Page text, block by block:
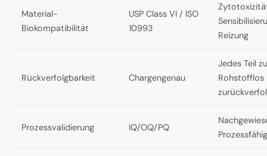
Material-
Biokompatibilität
USP Class VI / ISO
10993
Reizung
Rückverfolgbarkeit Chargengenau
Jedes Teil
Rohstofflos
Prozessvalidierung IQ/OQ/PQ